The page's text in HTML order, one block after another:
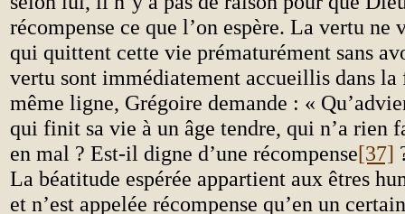
récompense ce que l’on espère. La vertu ne
qui quittent cette vie prématurément sans
vertu sont immédiatement accueillis dans
même ligne, Grégoire demande : «
qui finit sa vie à un âge tendre, qui n’a rien
en mal ? Est-il digne d’une récompense[37]
La béatitude espérée appartient aux êtres
et n’est appelée récompense qu’en un